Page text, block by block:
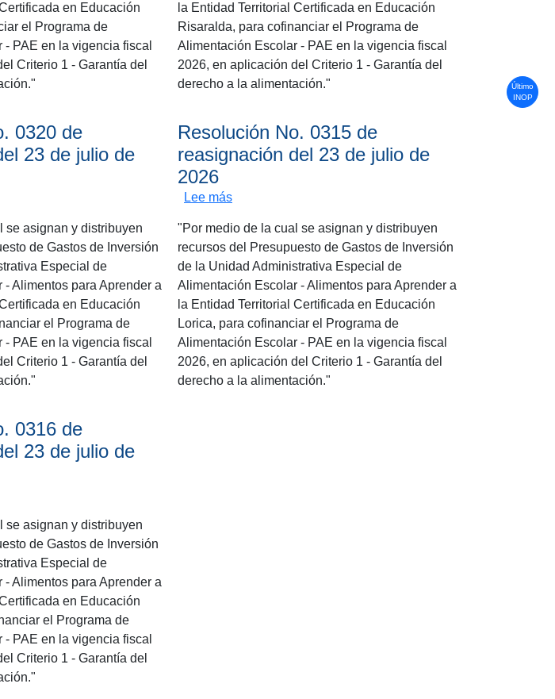
Último
INOP
en Educación
el Programa de
PAE en la vigencia fiscal
Criterio 1 - Garantía del
la Entidad Territorial Certificada en Educación
Risaralda, para cofinanciar el Programa de
Alimentación Escolar - PAE en la vigencia fiscal
2026, en aplicación del Criterio 1 - Garantía del
derecho a la alimentación."
0320 de
23 de julio de
No. 0320 de reasignación del 23 de julio de 2026
se asignan y distribuyen
de Gastos de Inversión
Especial de
Alimentos para Aprender a
en Educación
el Programa de
PAE en la vigencia fiscal
Criterio 1 - Garantía del
Resolución No. 0315 de
reasignación del 23 de julio de
2026
Lee mássobre Resolución No. 0315 de reasignación del 23 de
"Por medio de la cual se asignan y distribuyen
recursos del Presupuesto de Gastos de Inversión
de la Unidad Administrativa Especial de
Alimentación Escolar - Alimentos para Aprender a
la Entidad Territorial Certificada en Educación
Lorica, para cofinanciar el Programa de
Alimentación Escolar - PAE en la vigencia fiscal
2026, en aplicación del Criterio 1 - Garantía del
derecho a la alimentación."
0316 de
23 de julio de
No. 0316 de reasignación del 23 de julio de 2026
se asignan y distribuyen
de Gastos de Inversión
Especial de
Alimentos para Aprender a
en Educación
el Programa de
PAE en la vigencia fiscal
Criterio 1 - Garantía del